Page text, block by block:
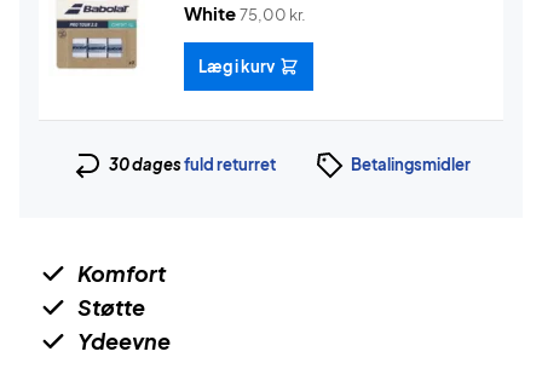
White75,00 kr.
Læg i kurv
30 dagesfuld returret Betalingsmidler
Komfort
Støtte
Ydeevne